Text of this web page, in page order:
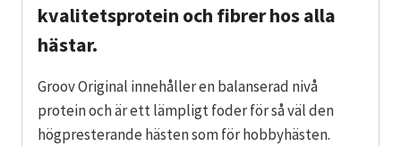
kvalitetsprotein och fibrer hos alla
hästar.
Groov Original innehåller en balanserad nivå
protein och är ett lämpligt foder för så väl den
högpresterande hästen som för hobbyhästen.